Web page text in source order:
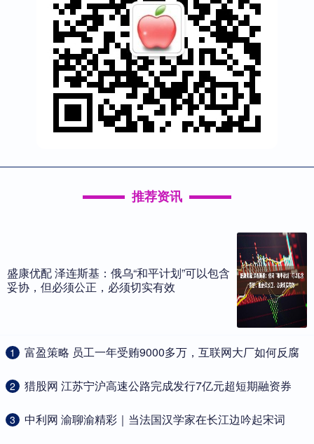
推荐资讯
盛康优配 泽连斯基：俄乌“和平计划”可以包含
妥协，但必须公正，必须切实有效
1 ​富盈策略 员工一年受贿9000多万，互联网大厂如何反腐
2 ​猎股网 江苏宁沪高速公路完成发行7亿元超短期融资券
3 ​中利网 渝聊渝精彩｜当法国汉学家在长江边吟起宋词